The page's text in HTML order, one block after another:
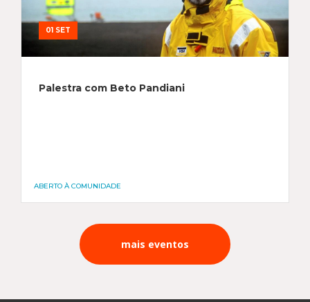
01 SET
Palestra com Beto Pandiani
ABERTO À COMUNIDADE
mais eventos